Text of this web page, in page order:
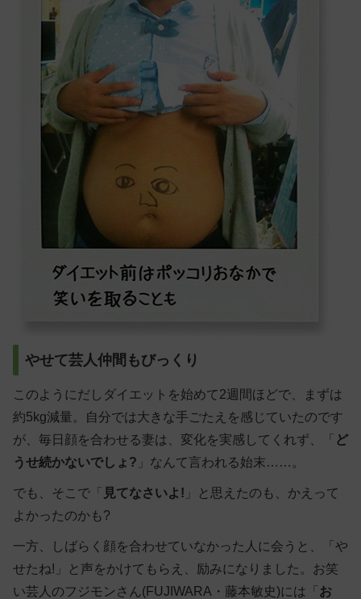
やせて芸人仲間もびっくり
このようにだしダイエットを始めて2週間ほどで、まずは
約5kg減量。自分では大きな手ごたえを感じていたのです
が、毎日顔を合わせる妻は、変化を実感してくれず、「 ど
うせ続かないでしょ? 」なんて言われる始末……。
でも、そこで「 見てなさいよ! 」と思えたのも、かえって
よかったのかも?
一方、しばらく顔を合わせていなかった人に会うと、「や
せたね!」と声をかけてもらえ、励みになりました。お笑
い芸人のフジモンさん(FUJIWARA・藤本敏史)には「 お